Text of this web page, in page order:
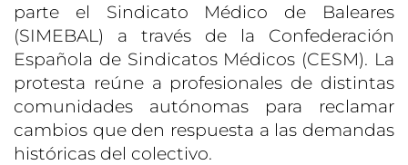
parte el Sindicato Médico de Baleares
(SIMEBAL) a través de la Confederación
Española de Sindicatos Médicos (CESM). La
protesta reúne a profesionales de distintas
comunidades autónomas para reclamar
cambios que den respuesta a las demandas
históricas del colectivo.